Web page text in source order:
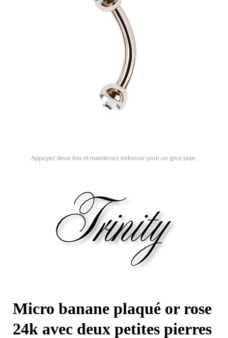
Appuyez deux fois et maintenez enfoncer pour un gros plan.
Micro banane plaqué or rose
24k avec deux petites pierres